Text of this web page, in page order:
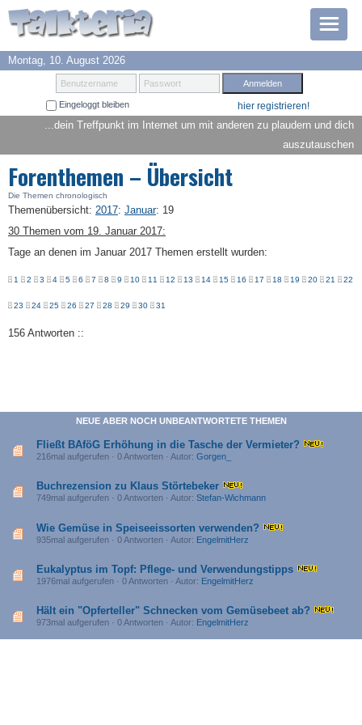
Prämien
Suche
Anmelden
Montag, 10. August 2026
Benutzername Passwort
Eingeloggt bleiben hier registrieren!
...dein Treffpunkt im Internet um mit anderen zu plaudern und dich
auszutauschen
Forenthemen – Übersicht
Die Themen chronologisch
Themenübersicht: 2017: Januar: 19
30 Themen vom 19. Januar 2017:
Tage an denen im Januar 2017 Themen erstellt wurden:
1 2 3 4 5 6 7 8 9 10 11 12 13 14 15 16 17 18 19 20 21 22
23 24 25 26 27 28 29 30 31
156 Antworten ::
NEUE ABER NOCH UNBEANTWORTETE THEMEN
Fließt BAföG Erhöhung in die Tasche der Vermieter?
216mal aufgerufen · 0 Antworten · Autor: Gorgen_
Buchrezension zu Klaus Störtebeker
749mal aufgerufen · 0 Antworten · Autor: Stefan-Wichmann
Wie Gemüse in Speiseeissorten verwenden?
935mal aufgerufen · 0 Antworten · Autor: EngelmitHerz
Eukalyptus im Topf: Pflege- und Verwendungstipps
1976mal aufgerufen · 0 Antworten · Autor: EngelmitHerz
Hält ein "Opferteller" Schnecken vom Gemüsebeet ab?
973mal aufgerufen · 0 Antworten · Autor: EngelmitHerz